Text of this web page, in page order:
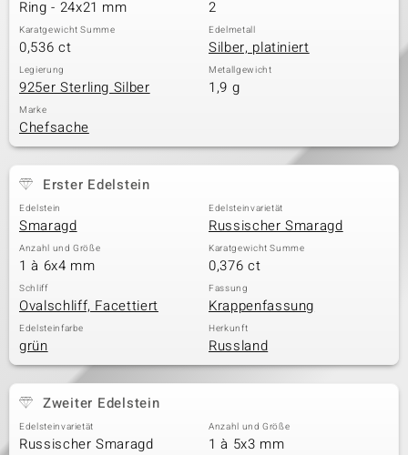
Classics
Ring - 24x21 mm 2
Karatgewicht Summe
0,536 ct
Edelmetall
Silber, platiniert
Legierung
925er Sterling Silber
Metallgewicht
1,9 g
Marke
Chefsache
Erster Edelstein
Edelstein
Smaragd
Edelsteinvarietät
Russischer Smaragd
Anzahl und Größe
1 à 6x4 mm
Karatgewicht Summe
0,376 ct
Schliff
Ovalschliff, Facettiert
Fassung
Krappenfassung
Edelsteinfarbe
grün
Herkunft
Russland
Zweiter Edelstein
Edelsteinvarietät
Russischer Smaragd
Anzahl und Größe
1 à 5x3 mm